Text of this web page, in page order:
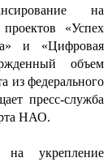
на
«Успех
и «Цифровая
объем
из федерального
пресс-служба
НАО.
укрепление